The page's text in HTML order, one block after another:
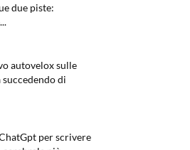
due piste:
autovelox sulle
succedendo di
per scrivere